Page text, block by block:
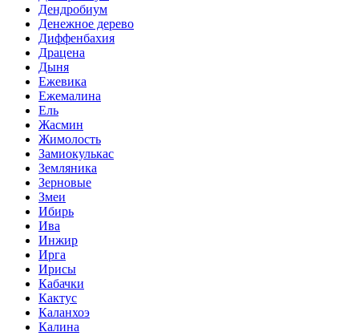
Дендробиум
Денежное дерево
Диффенбахия
Драцена
Дыня
Ежевика
Ежемалина
Ель
Жасмин
Жимолость
Замиокулькас
Земляника
Зерновые
Змеи
Ибирь
Ива
Инжир
Ирга
Ирисы
Кабачки
Кактус
Каланхоэ
Калина